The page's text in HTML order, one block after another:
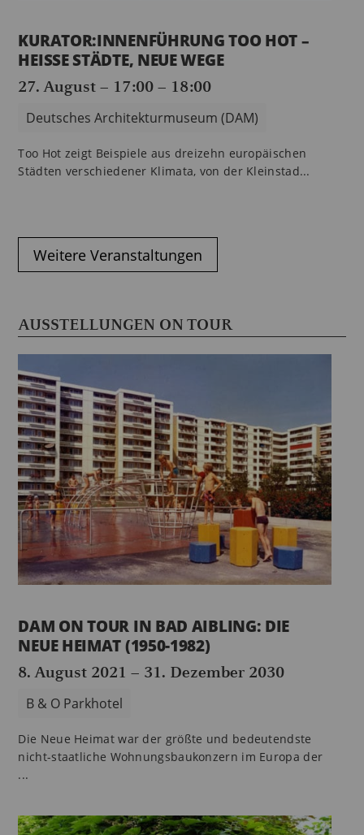
KURATOR:INNENFÜHRUNG TOO HOT –
HEISSE STÄDTE, NEUE WEGE
27. August – 17:00– 18:00
Deutsches Architekturmuseum (DAM)
Too Hot zeigt Beispiele aus dreizehn europäischen
Städten verschiedener Klimata, von der Kleinstad...
Weitere Veranstaltungen
AUSSTELLUNGEN ON TOUR
DAM ON TOUR IN BAD AIBLING: DIE
NEUE HEIMAT (1950-1982)
8. August 2021 – 31. Dezember 2030
B & O Parkhotel
Die Neue Heimat war der größte und bedeutendste
nicht-staatliche Wohnungsbaukonzern im Europa der
...